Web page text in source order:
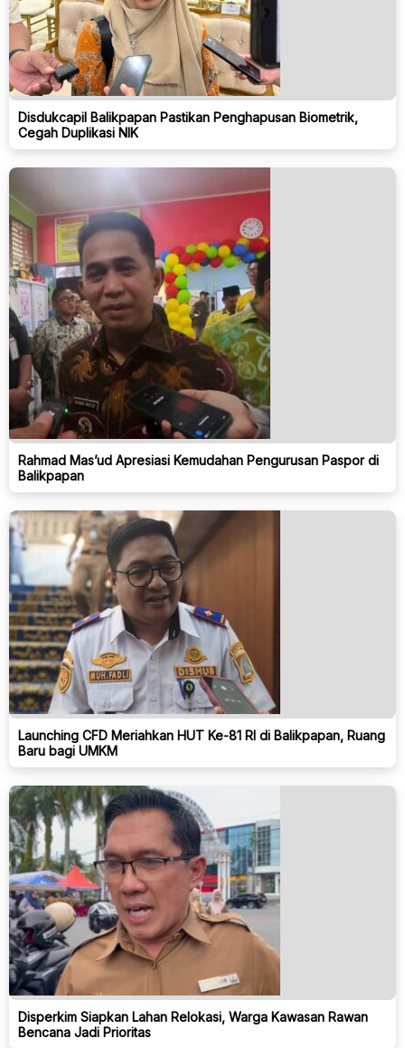
Disdukcapil Balikpapan Pastikan Penghapusan Biometrik,
Cegah Duplikasi NIK
Rahmad Mas’ud Apresiasi Kemudahan Pengurusan Paspor di
Balikpapan
Launching CFD Meriahkan HUT Ke-81 RI di Balikpapan, Ruang
Baru bagi UMKM
Disperkim Siapkan Lahan Relokasi, Warga Kawasan Rawan
Bencana Jadi Prioritas